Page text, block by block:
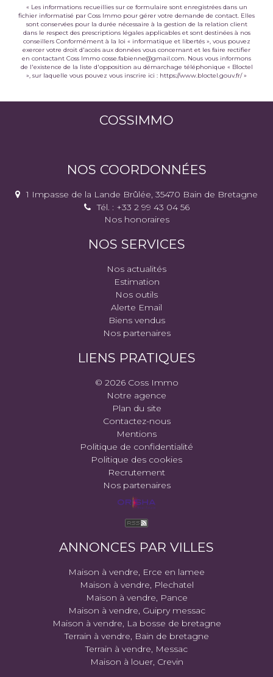
« Les informations recueillies sur ce formulaire sont enregistrées dans un
fichier informatisé par Coss Immo pour gérer votre demande de contact. Elles
sont conservées pour la durée nécessaire à la gestion de la relation client
dans le respect des prescriptions légales applicables et sont destinées à nos
conseillers Conformément à la loi « informatique et libertés », vous pouvez
exercer votre droit d'accès aux données vous concernant et les faire rectifier
en contactant Coss Immo cosse.fabienne@gmail.com. Nous vous informons
de l'existence de la liste d'opposition au démarchage téléphonique « Bloctel
», sur laquelle vous pouvez vous inscrire ici : https://www.bloctel.gouv.fr/»
COSSIMMO
NOS COORDONNÉES
1 Impasse de la Lande Brûlée, 35470 Bain de Bretagne
Tél. : +33 2 99 43 04 56
Nos honoraires
NOS SERVICES
Nos actualités
Estimation
Nos outils
Alerte Email
Biens vendus
Nos partenaires
LIENS PRATIQUES
© 2026 Coss Immo
Notre agence
Plan du site
Contactez-nous
Mentions
Politique de confidentialité
Politique des cookies
Recrutement
Nos partenaires
ANNONCES PAR VILLES
Maison à vendre, Erce en lamee
Maison à vendre, Plechatel
Maison à vendre, Pance
Maison à vendre, Guipry messac
Maison à vendre, La bosse de bretagne
Terrain à vendre, Bain de bretagne
Terrain à vendre, Messac
Maison à louer, Crevin